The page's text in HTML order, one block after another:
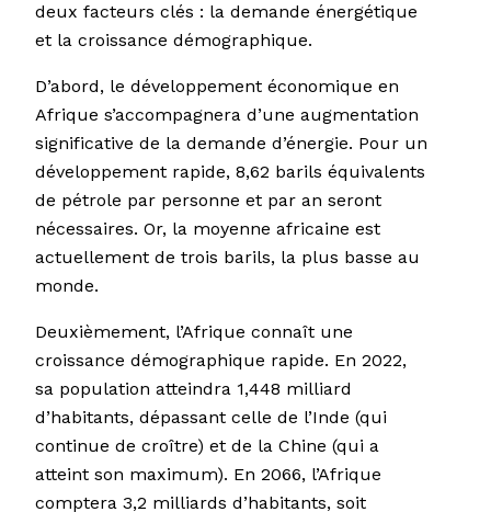
deux facteurs clés : la demande énergétique
et la croissance démographique.
D’abord, le développement économique en
Afrique s’accompagnera d’une augmentation
significative de la demande d’énergie. Pour un
développement rapide, 8,62 barils équivalents
de pétrole par personne et par an seront
nécessaires. Or, la moyenne africaine est
actuellement de trois barils, la plus basse au
monde.
Deuxièmement, l’Afrique connaît une
croissance démographique rapide. En 2022,
sa population atteindra 1,448 milliard
d’habitants, dépassant celle de l’Inde (qui
continue de croître) et de la Chine (qui a
atteint son maximum). En 2066, l’Afrique
comptera 3,2 milliards d’habitants, soit